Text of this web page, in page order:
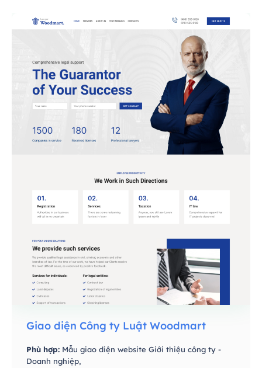
Giao diện Công ty Luật Woodmart
Phù hợp: Mẫu giao diện website Giới thiệu công ty -
Doanh nghiệp,